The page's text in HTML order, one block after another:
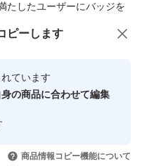
たしたユーザーにバッジを
安全なユーザーです
完了させた実績があります
ピーします
れています
の商品に合わせて編集
商品情報コピー機能について